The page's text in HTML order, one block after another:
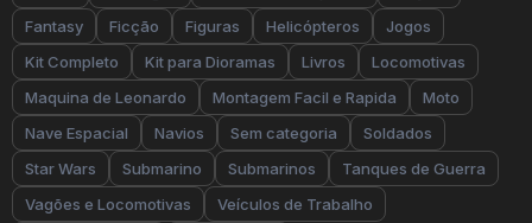
Fantasy
Ficção Figuras Helicópteros
Jogos
Kit Completo
Kit para Dioramas Livros
Locomotivas
Maquina de Leonardo
Montagem Facil e Rapida
Moto
Nave Espacial
Navios Sem categoria
Soldados
Star Wars
Submarino Submarinos
Tanques de Guerra
Vagões e Locomotivas
Veículos de Trabalho